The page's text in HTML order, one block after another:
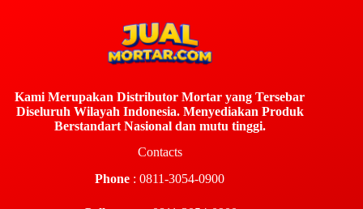
Kami Merupakan Distributor Mortar yang Tersebar
Diseluruh Wilayah Indonesia. Menyediakan Produk
Berstandart Nasional dan mutu tinggi.
Contacts
Phone : 0811-3054-0900